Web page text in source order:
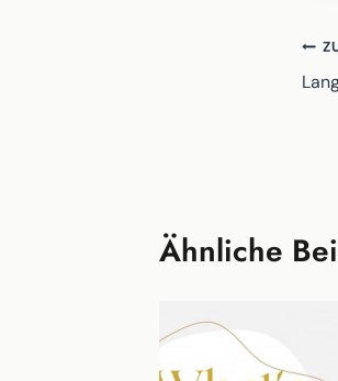
Ähnliche